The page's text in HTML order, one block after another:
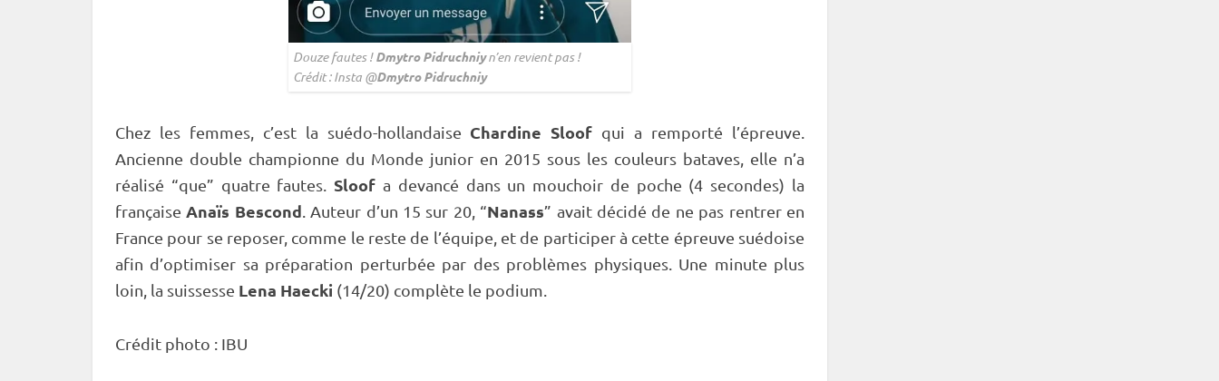
Douze fautes !Dmytro Pidruchniyn’en revient pas !
Crédit : Insta @Dmytro Pidruchniy
Chez les femmes, c’est la suédo-hollandaise Chardine Sloof qui a remporté l’épreuve.
Ancienne double championne du Monde junior en 2015 sous les couleurs bataves, elle n’a
réalisé “que” quatre fautes. Sloof a devancé dans un mouchoir de poche (4 secondes) la
française Anaïs Bescond . Auteur d’un 15 sur 20, “Nanass” avait décidé de ne pas rentrer en
France pour se reposer, comme le reste de l’équipe, et de participer à cette épreuve suédoise
afin d’optimiser sa préparation perturbée par des problèmes physiques. Une minute plus
loin, la suissesse Lena Haecki (14/20) complète le podium.
Crédit photo : IBU